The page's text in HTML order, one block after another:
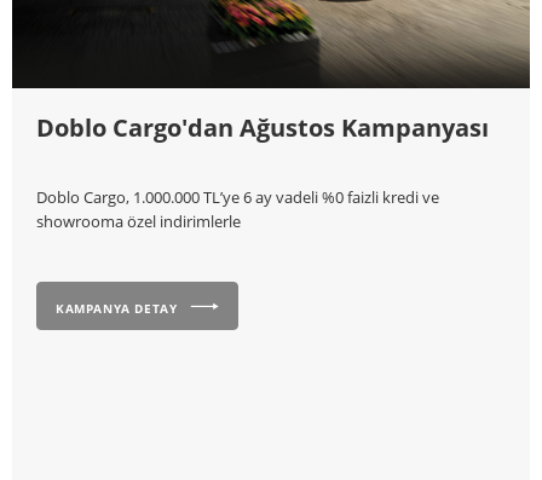
Doblo Cargo'dan Ağustos Kampanyası
Doblo Cargo, 1.000.000 TL’ye 6 ay vadeli %0 faizli kredi ve
showrooma özel indirimlerle
KAMPANYA DETAY